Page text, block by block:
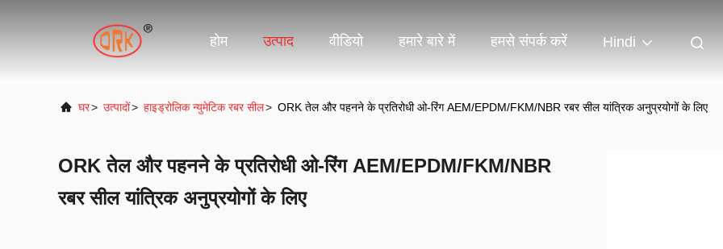
होम उत्पाद वीडियो हमारे बारे में हमसे संपर्क करें Hindi
घर> उत्पादों> हाइड्रोलिक न्युमेटिक रबर सील> ORK तेल और पहनने के प्रतिरोधी ओ-रिंग AEM/EPDM/FKM/NBR रबर सील यांत्रिक अनुप्रयोगों के लिए
ORK तेल और पहनने के प्रतिरोधी ओ-रिंग AEM/EPDM/FKM/NBR
रबर सील यांत्रिक अनुप्रयोगों के लिए